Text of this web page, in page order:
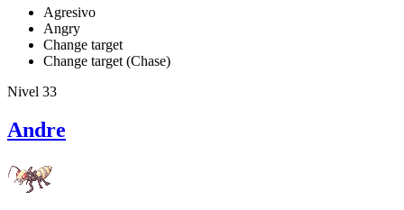
Agresivo
Angry
Change target
Change target (Chase)
Nivel 33
Andre